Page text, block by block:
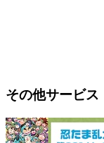
その他サービス